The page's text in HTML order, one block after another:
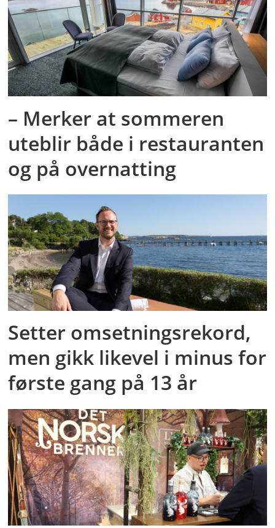
– Merker at sommeren
uteblir både i restauranten
og på overnatting
Setter omsetningsrekord,
men gikk likevel i minus for
første gang på 13 år